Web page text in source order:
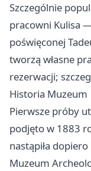
Szczególnie
pracowni Kulisa
poświęconej
tworzą własne
rezerwacji;
Historia Muzeum
Pierwsze próby
podjęto w 1883
nastąpiła
Muzeum